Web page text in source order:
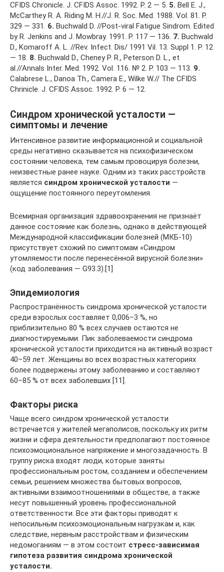
CFIDS Chronicle. J. CFIDS Assoc. 1992. P. 2 — 5. 5. Bell E. J.,
McCarthey R. A. Riding M. H.//J. R. Soc. Med. 1988. Vol. 81. P.
329 — 331. 6. Buchwald D. //Post-viral Fatigue Sindrom. Edited
by R. Jenkins and J. Mowbray. 1991. P. 117 — 136. 7. Buchwald
D., Komaroff A. L. //Rev. Infect. Dis/ 1991 Vil. 13. Suppl 1. P. 12
— 18. 8. Buchwald D., Cheney P. R., Peterson D. L., et
al.//Annals Inter. Med. 1992. Vol. 116. № 2. P. 103 — 113. 9.
Calabrese L., Danoa Th., Camera E., Wilke W.// The CFIDS
Chrinicle. J. CFIDS Assoc. 1992. P. 6 — 12.
Синдром хронической усталости —
симптомы и лечение
Интенсивное развитие информационной и социальной
среды негативно сказывается на психофизическом
состоянии человека, тем самым провоцируя болезни,
неизвестные ранее науке. Одним из таких расстройств
является синдром хронической усталости —
ощущение постоянного переутомления.
Всемирная организация здравоохранения не признаёт
данное состояние как болезнь, однако в действующей
Международной классификации болезней (МКБ-10)
присутствует схожий по симптомам «Синдром
утомляемости после перенесённой вирусной болезни»
(код заболевания — G93.3).[1]
Эпидемиология
Распространённость синдрома хронической усталости
среди взрослых составляет 0,006–3 %, но
приблизительно 80 % всех случаев остаются не
диагностируемыми. Пик заболеваемости синдрома
хронической усталости приходится на активный возраст
40–59 лет. Женщины во всех возрастных категориях
более подвержены этому заболеванию и составляют
60–85 % от всех заболевших [11].
Факторы риска
Чаще всего синдром хронической усталости
встречается у жителей мегаполисов, поскольку их ритм
жизни и сфера деятельности предполагают постоянное
психоэмоциональное напряжение и многозадачность. В
группу риска входят люди, которые заняты
профессиональным ростом, созданием и обеспечением
семьи, решением множества бытовых вопросов,
активными взаимоотношениями в обществе, а также
несут повышенный уровень профессиональной
ответственности. Все эти факторы приводят к
непосильным психоэмоциональным нагрузкам и, как
следствие, нервным расстройствам и физическим
недомоганиям — в этом состоит стресс-зависимая
гипотеза развития синдрома хронической
усталости.